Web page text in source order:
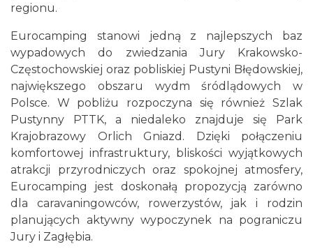
regionu.
Eurocamping stanowi jedną z najlepszych baz
wypadowych do zwiedzania Jury Krakowsko-
Częstochowskiej oraz pobliskiej Pustyni Błędowskiej,
największego obszaru wydm śródlądowych w
Polsce. W pobliżu rozpoczyna się również Szlak
Pustynny PTTK, a niedaleko znajduje się Park
Krajobrazowy Orlich Gniazd. Dzięki połączeniu
komfortowej infrastruktury, bliskości wyjątkowych
atrakcji przyrodniczych oraz spokojnej atmosfery,
Eurocamping jest doskonałą propozycją zarówno
dla caravaningowców, rowerzystów, jak i rodzin
planujących aktywny wypoczynek na pograniczu
Jury i Zagłębia.